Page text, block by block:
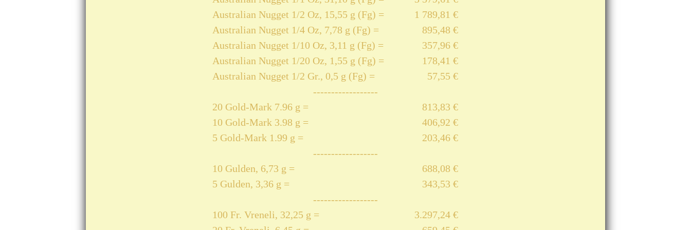
Australian Nugget 1/2 Oz, 15,55 g (Fg) =
1 789,81 €
Australian Nugget 1/4 Oz, 7,78 g (Fg) =
895,48 €
Australian Nugget 1/10 Oz, 3,11 g (Fg) =
357,96 €
Australian Nugget 1/20 Oz, 1,55 g (Fg) =
178,41 €
Australian Nugget 1/2 Gr., 0,5 g (Fg) =
57,55 €
------------------
20 Gold-Mark 7.96 g =
813,83 €
10 Gold-Mark 3.98 g =
406,92 €
5 Gold-Mark 1.99 g =
203,46 €
------------------
10 Gulden, 6,73 g =
688,08 €
5 Gulden, 3,36 g =
343,53 €
------------------
100 Fr. Vreneli, 32,25 g =
3.297,24 €